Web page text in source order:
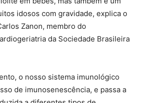
idosos com gravidade, explica o
Zanon, membro do
da Sociedade Brasileira
o nosso sistema imunológico
de imunosenescência, e passa a